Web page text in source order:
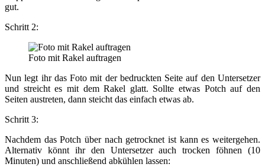
gut.
Schritt 2:
Foto mit Rakel auftragen
Nun legt ihr das Foto mit der bedruckten Seite auf den Untersetzer
und streicht es mit dem Rakel glatt. Sollte etwas Potch auf den
Seiten austreten, dann steicht das einfach etwas ab.
Schritt 3:
Nachdem das Potch über nach getrocknet ist kann es weitergehen.
Alternativ könnt ihr den Untersetzer auch trocken föhnen (10
Minuten) und anschließend abkühlen lassen: